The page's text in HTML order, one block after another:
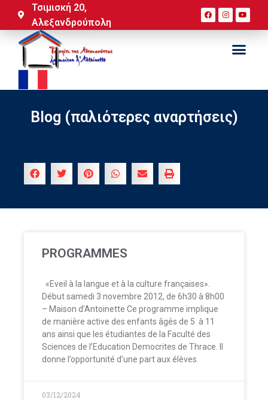
Τσιμισκή 20,
Αλεξανδρούπολη
Blog (παλιότερες αναρτήσεις)
PROGRAMMES
«Eveil à la langue et à la culture françaises».
Début samedi 3 novembre 2012, de 6h30 à 8h00
– Maison d’Antoinette Ce programme implique
de manière active des enfants âgés de 5 à 11
ans ainsi que les étudiantes de la Faculté des
Sciences de l’Education Democrites de Thrace. Il
donne l’opportunité d’une part aux élèves
03/12/2024